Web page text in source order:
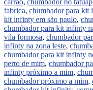
fabrica, chumbador para kit
kit infinty em são paulo,
chumbador para kit infinty
vila formosa, chumbador
infinty na zona leste,
chumbador para kit infinty
perto de mim, chumbador
infinty próximo a mim,
chumbador próximo a mim,